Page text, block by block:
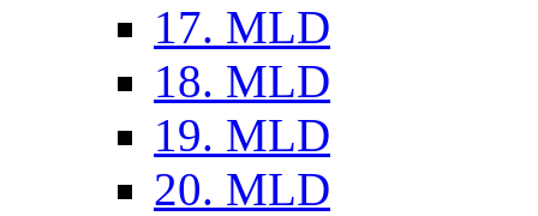
17. MLD
18. MLD
19. MLD
20. MLD